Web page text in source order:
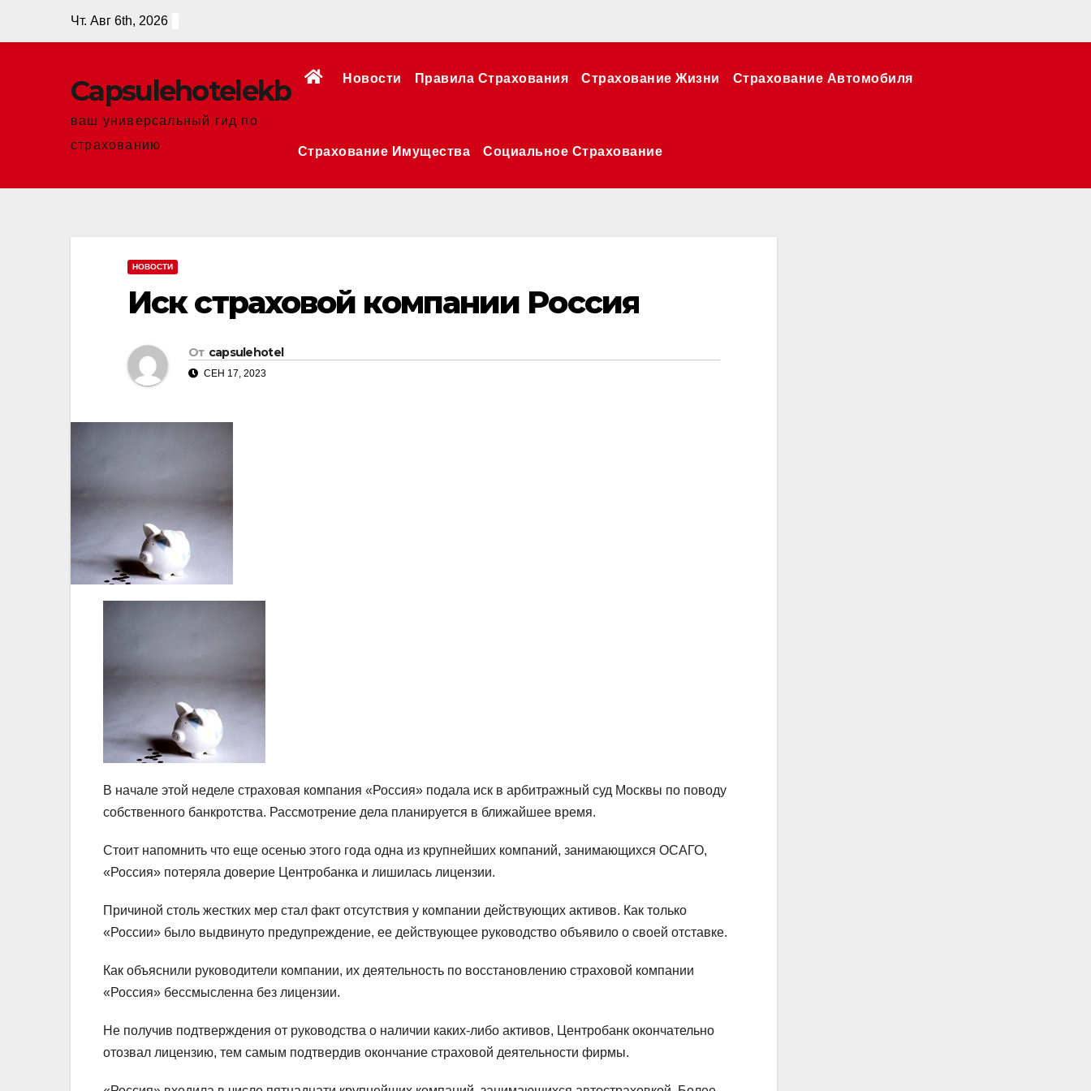
Чт. Авг 6th, 2026
Сapsulehotelekb
ваш универсальный гид по
страхованию
Новости Правила Страхования Страхование Жизни Страхование Автомобиля
Страхование Имущества Социальное Страхование
НОВОСТИ
Иск страховой компании Россия
От capsulehotel
СЕН 17, 2023
В начале этой неделе страховая компания «Россия» подала иск в арбитражный суд Москвы по поводу
собственного банкротства. Рассмотрение дела планируется в ближайшее время.
Стоит напомнить что еще осенью этого года одна из крупнейших компаний, занимающихся ОСАГО,
«Россия» потеряла доверие Центробанка и лишилась лицензии.
Причиной столь жестких мер стал факт отсутствия у компании действующих активов. Как только
«России» было выдвинуто предупреждение, ее действующее руководство объявило о своей отставке.
Как объяснили руководители компании, их деятельность по восстановлению страховой компании
«Россия» бессмысленна без лицензии.
Не получив подтверждения от руководства о наличии каких-либо активов, Центробанк окончательно
отозвал лицензию, тем самым подтвердив окончание страховой деятельности фирмы.